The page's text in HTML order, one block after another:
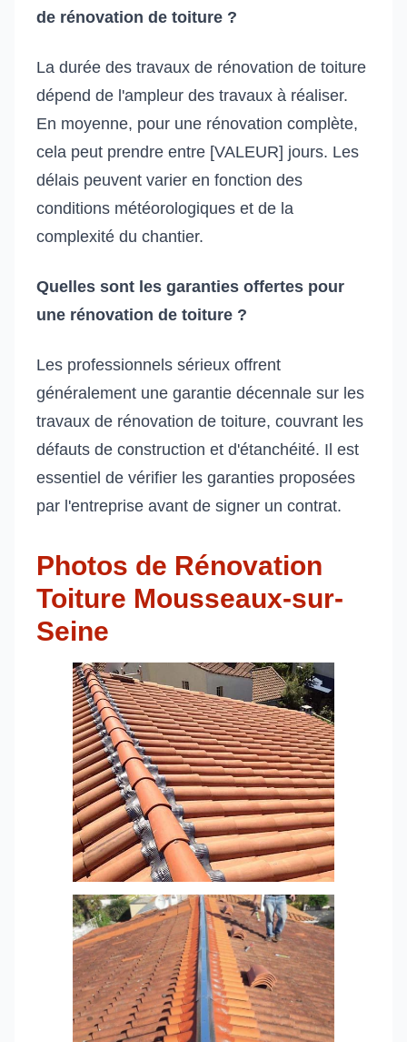
de rénovation de toiture ?
La durée des travaux de rénovation de toiture
dépend de l'ampleur des travaux à réaliser.
En moyenne, pour une rénovation complète,
cela peut prendre entre [VALEUR] jours. Les
délais peuvent varier en fonction des
conditions météorologiques et de la
complexité du chantier.
Quelles sont les garanties offertes pour
une rénovation de toiture ?
Les professionnels sérieux offrent
généralement une garantie décennale sur les
travaux de rénovation de toiture, couvrant les
défauts de construction et d'étanchéité. Il est
essentiel de vérifier les garanties proposées
par l'entreprise avant de signer un contrat.
Photos de Rénovation
Toiture Mousseaux-sur-
Seine